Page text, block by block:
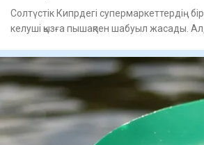
Солтүстік Кипрдегі супермаркеттердің
келуші қызға пышақпен шабуыл жасады.